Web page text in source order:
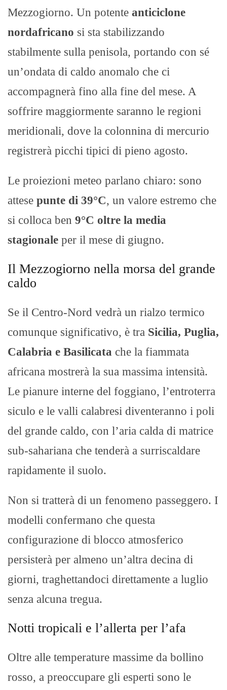
Mezzogiorno. Un potente anticiclone
nordafricano si sta stabilizzando
stabilmente sulla penisola, portando con sé
un’ondata di caldo anomalo che ci
accompagnerà fino alla fine del mese. A
soffrire maggiormente saranno le regioni
meridionali, dove la colonnina di mercurio
registrerà picchi tipici di pieno agosto.
Le proiezioni meteo parlano chiaro: sono
attese punte di 39°C, un valore estremo che
si colloca ben 9°C oltre la media
stagionale per il mese di giugno.
Il Mezzogiorno nella morsa del grande
caldo
Se il Centro-Nord vedrà un rialzo termico
comunque significativo, è tra Sicilia, Puglia,
Calabria e Basilicata che la fiammata
africana mostrerà la sua massima intensità.
Le pianure interne del foggiano, l’entroterra
siculo e le valli calabresi diventeranno i poli
del grande caldo, con l’aria calda di matrice
sub-sahariana che tenderà a surriscaldare
rapidamente il suolo.
Non si tratterà di un fenomeno passeggero. I
modelli confermano che questa
configurazione di blocco atmosferico
persisterà per almeno un’altra decina di
giorni, traghettandoci direttamente a luglio
senza alcuna tregua.
Notti tropicali e l’allerta per l’afa
Oltre alle temperature massime da bollino
rosso, a preoccupare gli esperti sono le